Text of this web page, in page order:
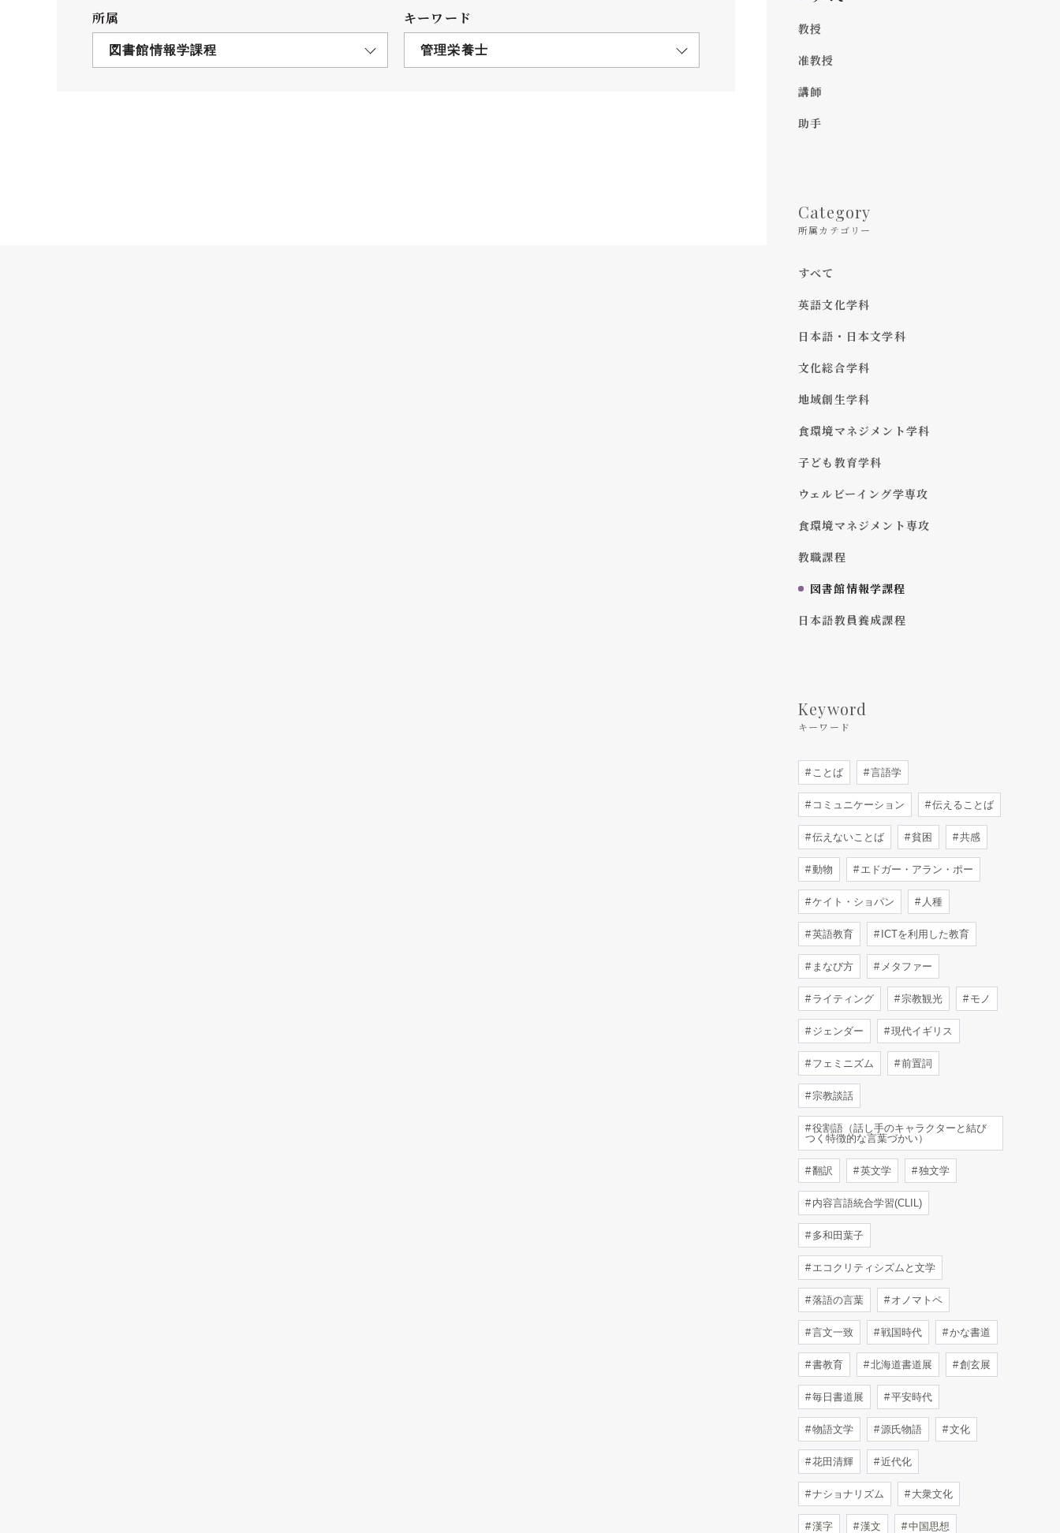
３Dパノラマビュー
所属
図書館情報学課程
キーワード
管理栄養士
教授
准教授
講師
助手
Category
所属カテゴリー
すべて
英語文化学科
日本語・日本文学科
文化総合学科
地域創生学科
食環境マネジメント学科
子ども教育学科
ウェルビーイング学専攻
食環境マネジメント専攻
教職課程
図書館情報学課程
日本語教員養成課程
Keyword
キーワード
ことば 言語学
コミュニケーション 伝えることば
伝えないことば 貧困 共感
動物 エドガー・アラン・ポー
ケイト・ショパン 人種
英語教育 ICTを利用した教育
まなび方 メタファー
ライティング 宗教観光 モノ
ジェンダー 現代イギリス
フェミニズム 前置詞
宗教談話
役割語（話し手のキャラクターと結び
つく特徴的な言葉づかい）
翻訳 英文学 独文学
内容言語統合学習(CLIL)
多和田葉子
エコクリティシズムと文学
落語の言葉 オノマトペ
言文一致 戦国時代 かな書道
書教育 北海道書道展 創玄展
毎日書道展 平安時代
物語文学 源氏物語 文化
花田清輝 近代化
ナショナリズム 大衆文化
漢字 漢文 中国思想